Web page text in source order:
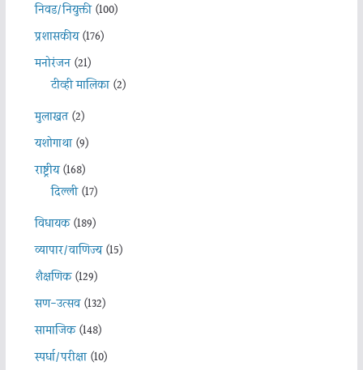
निवड/नियुक्ती(100)
प्रशासकीय(176)
मनोरंजन(21)
टीव्ही मालिका(2)
मुलाखत(2)
यशोगाथा(9)
राष्ट्रीय(168)
दिल्ली(17)
विधायक(189)
व्यापार/वाणिज्य(15)
शैक्षणिक(129)
सण-उत्सव(132)
सामाजिक(148)
स्पर्धा/परीक्षा(10)